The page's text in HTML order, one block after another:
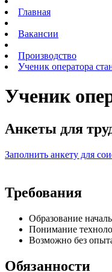
Главная
Вакансии
Производство
Ученик оператора
Ученик
Анкеты для
Заполнить анкету для
Требования
Образование
Понимание
Возможно без
Обязанности